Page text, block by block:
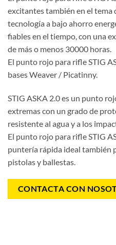
excitantes también en el tema
tecnología a bajo ahorro
fiables en el tiempo, con una
de más o menos 30000 horas.
El punto rojo para rifle STIG
bases Weaver / Picatinny.
STIG ASKA 2.0 es un punto
extremas con un grado de
resistente al agua y a los
El punto rojo para rifle STIG
puntería rápida ideal también
pistolas y ballestas.
CONTACTA CON